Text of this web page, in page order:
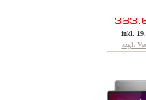
inkl.
zzgl.